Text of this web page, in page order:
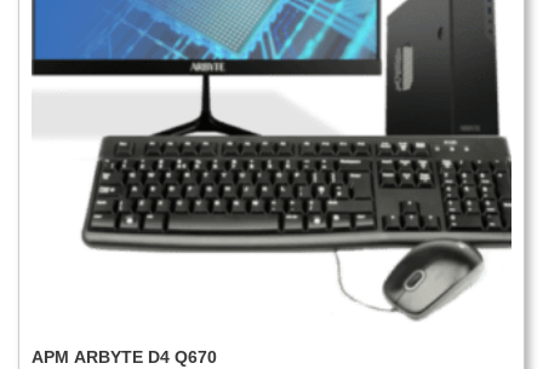
АРМ ARBYTE D4 Q670